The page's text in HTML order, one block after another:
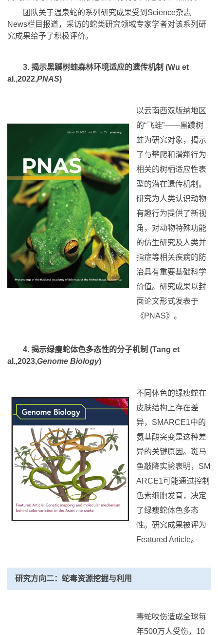
团队关于温泉蛇的系列研究成果受到Science杂志
News栏目报道，采访的蛇类研究领域专家学者对该系列研
究成果给予了积极评价。
3. 揭示黑蹼树蛙森林环境适应的遗传机制 (Wu et
al.,2022,PNAS)
以云南西双版纳地区
的“飞蛙”——黑蹼树
蛙为研究对象，揭示
了与攀爬和滑翔行为
相关的树栖适应性表
型的潜在遗传机制。
研究为人类认识动物
有趣行为提供了新视
角，对动物特殊功能
的仿生研究及人类并
指症等相关疾病的防
治具有重要基础科学
价值。研究成果以封
面论文形式发表于
4. 揭示绿瘦蛇体色多态性的分子机制 (Tang et
al.,2023,Genome Biology)
不同体色的绿瘦蛇在
皮肤结构上存在差
异，SMARCE1中的
氨基酸突变是这种差
异的关键原因。斑马
鱼敲降实验表明，SM
ARCE1可能通过控制
色素细胞发育，决定
了绿瘦蛇体色多态
性。研究成果被评为
研究方向二：蛇毒资源挖掘与利用
毒蛇咬伤造成全球每
年500万人受伤，10